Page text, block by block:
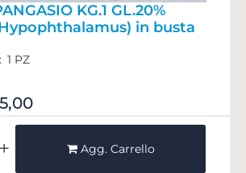
KG.1 GL.20%
in busta
1 PZ
Agg. Carrello